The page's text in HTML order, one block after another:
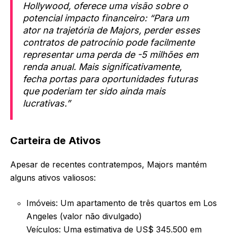
Hollywood, oferece uma visão sobre o
potencial impacto financeiro: “Para um
ator na trajetória de Majors, perder esses
contratos de patrocínio pode facilmente
representar uma perda de -5 milhões em
renda anual. Mais significativamente,
fecha portas para oportunidades futuras
que poderiam ter sido ainda mais
lucrativas.”
Carteira de Ativos
Apesar de recentes contratempos, Majors mantém
alguns ativos valiosos:
Imóveis: Um apartamento de três quartos em Los
Angeles (valor não divulgado)
Veículos: Uma estimativa de US$ 345.500 em